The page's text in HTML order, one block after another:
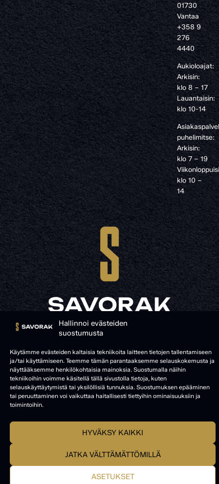
Hallinnoi evästeiden
suostumusta
Käytämme evästeiden kaltaisia tekniikoita laitteen tietojen tallentamiseen
ja/tai käyttämiseen. Teemme tämän parantaaksemme selauskokemusta ja
näyttääksemme henkilökohtaisia mainoksia. Suostumalla näihin
tekniikoihin voimme käsitellä tällä sivustolla tietoja, kuten
selauskäyttäytymistä tai yksilöllisiä tunnuksia. Suostumuksen epääminen
tai peruuttaminen voi vaikuttaa haitallisesti tiettyihin ominaisuuksiin ja
toimintoihin.
HYVÄKSY KAIKKI
JATKA VÄLTTÄMÄTTÖMILLÄ
ASETUKSET
01730
Vantaa
+358 9
276
4440
Aukioloajat:
Arkisin:
klo 8 – 17
Lauantaisin:
klo 10-14
puhelimitse:
Arkisin:
klo 7 – 19
klo 10 –
14
© SAVORAK 2025